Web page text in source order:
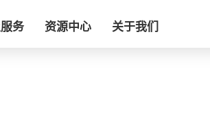
务 资源中心 关于我们